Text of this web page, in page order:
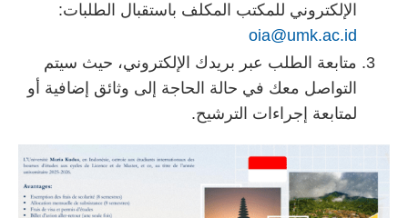
الإلكتروني للمكتب المكلف باستقبال الطلبات:
oia@umk.ac.id
متابعة الطلب عبر بريدك الإلكتروني، حيث سيتم
التواصل معك في حالة الحاجة إلى وثائق إضافية أو
لمتابعة إجراءات الترشيح.